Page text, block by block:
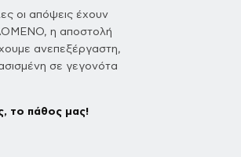
οι απόψεις έχουν
η αποστολή
ανεπεξέργαστη,
σε γεγονότα
το πάθος μας!